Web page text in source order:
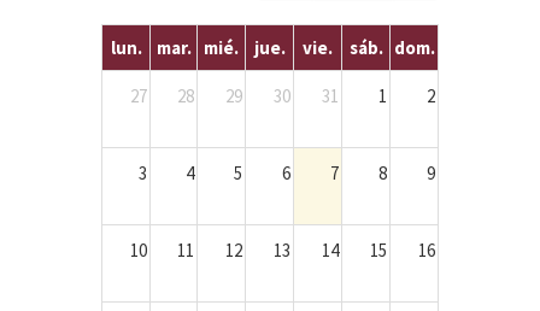
lun. mar. mié. jue. vie. sáb. dom.
27 28 29 30 31 1 2
3 4 5 6 7 8 9
10 11 12 13 14 15 16